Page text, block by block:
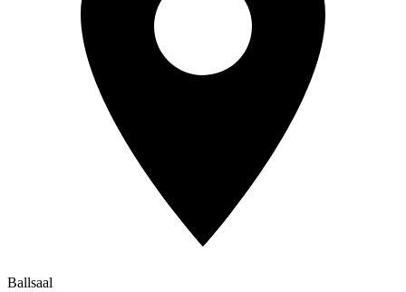
Ballsaal